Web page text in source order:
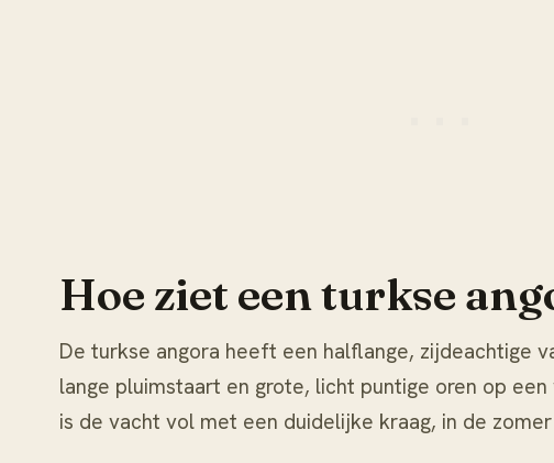
Hoe ziet een turkse
De turkse angora heeft een halflange, zijdeachtige
lange pluimstaart en grote, licht puntige oren op
is de vacht vol met een duidelijke kraag, in de